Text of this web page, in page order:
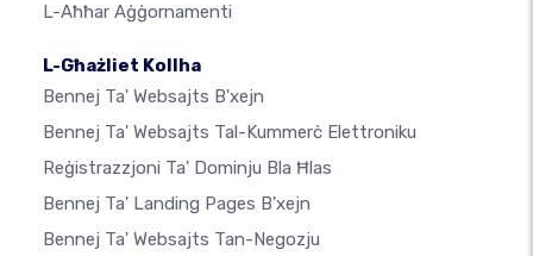
L-Aħħar Aġġornamenti
L-Għażliet Kollha
Bennej Ta' Websajts B'xejn
Bennej Ta' Websajts Tal-Kummerċ Elettroniku
Reġistrazzjoni Ta' Dominju Bla Ħlas
Bennej Ta' Landing Pages B'xejn
Bennej Ta' Websajts Tan-Negozju